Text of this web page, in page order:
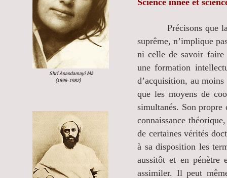
Science innée et
Précisons que la
suprême, n’implique
ni celle de savoir faire
une formation
d’acquisition, au
que les moyens de
simultanés. Son propre
connaissance
de certaines vérités
à sa disposition les
aussitôt et en pénètre
assimiler. Il peut
Shrî Anandamayî Mâ
(1896-1982)